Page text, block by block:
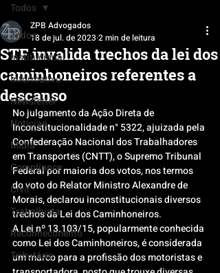
Todos
Institucional
Informativo
Newsletter
Notícias
Mídia
Compliance
Civil
Trabalhista
Reconhecimento
Tributário
Todos
STF invalida trechos da lei dos
caminhoneiros referentes a
descanso
ZPB Advogados
18 de jul. de 2023 2 min de leitura
No julgamento da Ação Direta de
Inconstitucionalidade n° 5322, ajuizada pela
Confederação Nacional dos Trabalhadores
em Transportes (CNTT), o Supremo Tribunal
Federal por maioria dos votos, nos termos
do voto do Relator Ministro Alexandre de
Morais, declarou inconstitucionais diversos
trechos da Lei dos Caminhoneiros.
A Lei nº 13.103/15, popularmente conhecida
como Lei dos Caminhoneiros, é considerada
um marco para a profissão dos motoristas e